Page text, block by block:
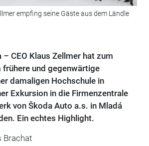
empfing seine Gäste aus dem Ländle
CEO Klaus Zellmer hat zum
und gegenwärtige
damaligen Hochschule in
Exkursion in die Firmenzentrale
von Škoda Auto a.s. in Mladá
Ein echtes Highlight.
Brachat